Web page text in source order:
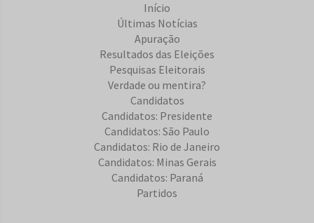
Início
Últimas Notícias
Apuração
Resultados das Eleições
Pesquisas Eleitorais
Verdade ou mentira?
Candidatos
Candidatos: Presidente
Candidatos: São Paulo
Candidatos: Rio de Janeiro
Candidatos: Minas Gerais
Candidatos: Paraná
Partidos